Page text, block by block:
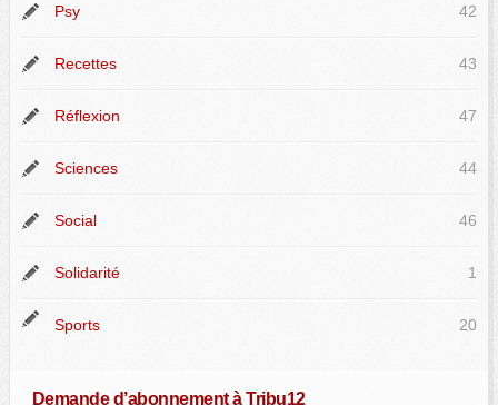
Psy 42
Recettes 43
Réflexion 47
Sciences 44
Social 46
Solidarité 1
Sports 20
Demande d’abonnement à Tribu12